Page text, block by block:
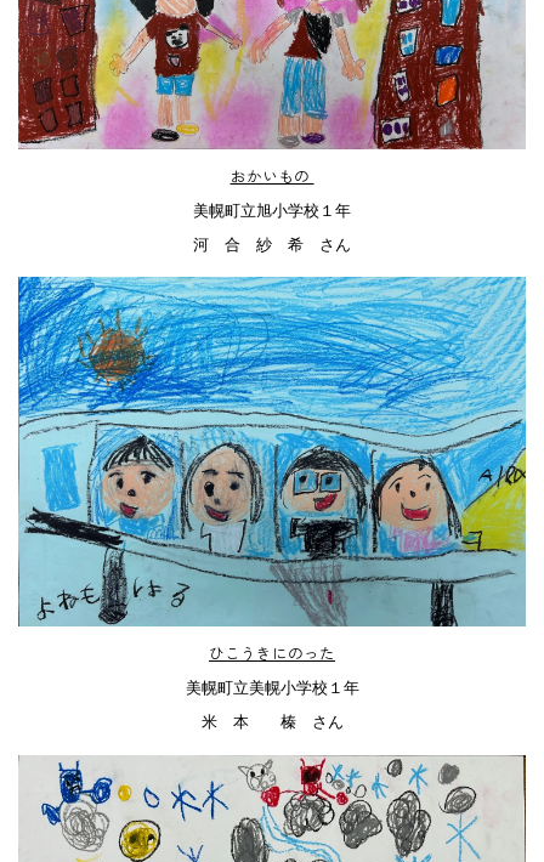
おかいもの
美幌町立旭小学校１年
河 合 紗 希 さん
ひこうきにのった
美幌町立美幌小学校１年
米 本 榛 さん